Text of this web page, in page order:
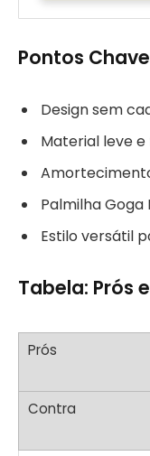
Pontos
Design sem
Material leve e
Palmilha Goga
Estilo versátil
Tabela: Prós